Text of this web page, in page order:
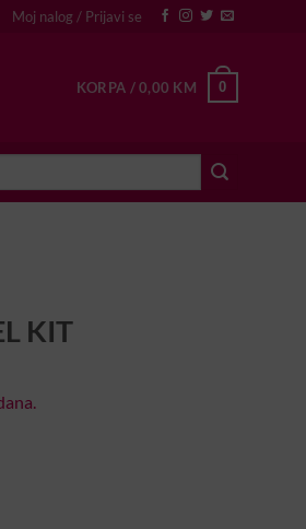
Moj nalog / Prijavi se
KORPA /0,00 KM 0
KIT